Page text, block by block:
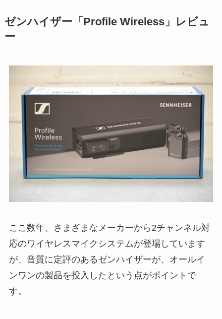
ゼンハイザー「Profile Wireless」レビュ
ー
ここ数年、さまざまなメーカーから2チャンネル対
応のワイヤレスマイクシステムが登場しています
が、音質に定評のあるゼンハイザーが、オールイ
ンワンの製品を投入したという点がポイントで
す。